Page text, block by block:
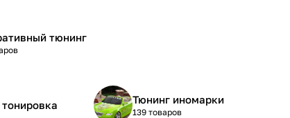
тюнинг
Тюнинг иномарки
139 товаров